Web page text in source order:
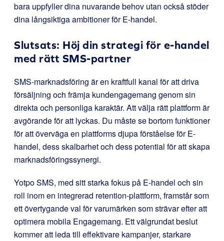
bara uppfyller dina nuvarande behov utan också stöder
dina långsiktiga ambitioner för E-handel.
Slutsats: Höj din strategi för e-handel
med rätt SMS-partner
SMS-marknadsföring är en kraftfull kanal för att driva
försäljning och främja kundengagemang genom sin
direkta och personliga karaktär. Att välja rätt plattform är
avgörande för att lyckas. Du måste se bortom funktioner
för att överväga en plattforms djupa förståelse för E-
handel, dess skalbarhet och dess potential för att skapa
marknadsföringssynergi.
Yotpo SMS, med sitt starka fokus på E-handel och sin
roll inom en integrerad retention-plattform, framstår som
ett övertygande val för varumärken som strävar efter att
optimera mobila Engagemang. Ett välgrundat beslut
kommer att leda till effektivare kampanjer, starkare